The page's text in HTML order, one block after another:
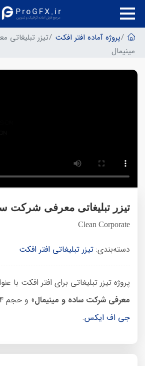
پروژه آماده افتر افکت تیزر
مینیمال
تیزر تبلیغاتی معرفی شرکت
Clean Corporate
دسته‌بندی: تیزر تبلیغاتی افتر افکت
پروژه تیزر تبلیغاتی برای افتر افکت با
معرفی شرکت ساده و مینیمال» و حجم 24 مگابایت در
جی اف ایکس.